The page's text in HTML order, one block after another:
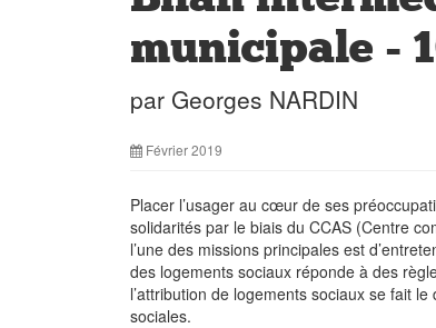
municipale -
par Georges NARDIN
Février 2019
Placer l’usager au cœur de ses
solidarités par le biais du CCAS (Centre
l’une des missions principales est
des logements sociaux réponde à des
l’attribution de logements sociaux se fait
sociales.